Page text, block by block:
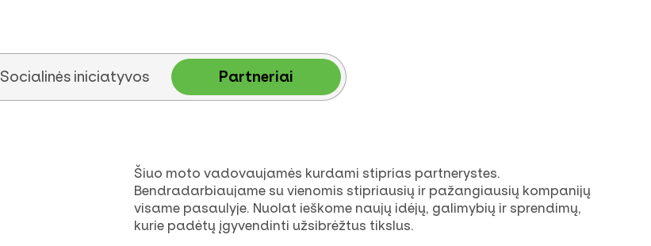
Socialinės iniciatyvos Partneriai
Šiuo moto vadovaujamės kurdami stiprias partnerystes.
Bendradarbiaujame su vienomis stipriausių ir pažangiausių kompanijų
visame pasaulyje. Nuolat ieškome naujų idėjų, galimybių ir sprendimų,
kurie padėtų įgyvendinti užsibrėžtus tikslus.